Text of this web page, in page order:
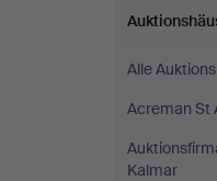
Alle
Acreman St
Kalmar